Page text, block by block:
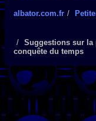
albator.com.fr
Suggestions sur la
conquête du temps